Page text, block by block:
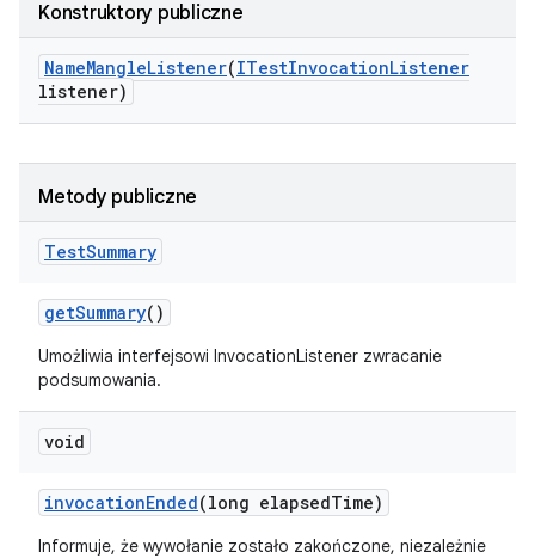
Konstruktory publiczne
NameMangleListener(ITestInvocationListener
listener)
Metody publiczne
TestSummary
getSummary()
Umożliwia interfejsowi InvocationListener zwracanie
podsumowania.
void
invocationEnded(long elapsedTime)
Informuje, że wywołanie zostało zakończone, niezależnie